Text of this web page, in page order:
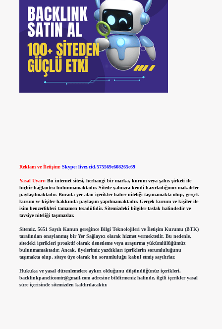
Reklam ve İletişim: Skype: live:.cid.575569c608265c69
Yasal Uyarı: Bu internet sitesi, herhangi bir marka, kurum veya şahıs şirketi ile
hiçbir bağlantısı bulunmamaktadır. Sitede yalnızca kendi hazırladığımız makaleler
paylaşılmaktadır. Burada yer alan içerikler haber niteliği taşımamakta olup, gerçek
kurum ve kişiler hakkında paylaşım yapılmamaktadır. Gerçek kurum ve kişiler ile
isim benzerlikleri tamamen tesadüfidir. Sitemizdeki bilgiler taslak halindedir ve
tavsiye niteliği taşımazlar.
Sitemiz, 5651 Sayılı Kanun gereğince Bilgi Teknolojileri ve İletişim Kurumu (BTK)
tarafından onaylanmış bir Yer Sağlayıcı olarak hizmet vermektedir. Bu nedenle,
sitedeki içerikleri proaktif olarak denetleme veya araştırma yükümlülüğümüz
bulunmamaktadır. Ancak, üyelerimiz yazdıkları içeriklerin sorumluluğunu
taşımakta olup, siteye üye olarak bu sorumluluğu kabul etmiş sayılırlar.
Hukuka ve yasal düzenlemelere aykırı olduğunu düşündüğünüz içerikleri,
backlinkpanelicomtr@gmail.comadresine bildirmeniz halinde, ilgili içerikler yasal
süre içerisinde sitemizden kaldırılacaktır.